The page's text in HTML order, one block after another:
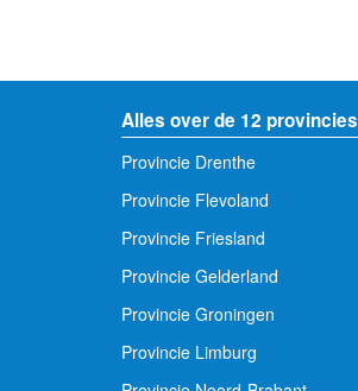
Alles over de 12 provincies
Provincie Drenthe
Provincie Flevoland
Provincie Friesland
Provincie Gelderland
Provincie Groningen
Provincie Limburg